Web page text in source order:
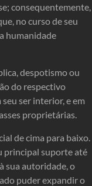
consequentemente,
no curso de seu
humanidade
despotismo ou
do respectivo
ser interior, e em
proprietárias.
de cima para baixo.
principal suporte até
sua autoridade, o
puder expandir o